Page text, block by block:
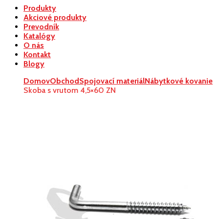
Produkty
Akciové produkty
Prevodník
Katalógy
O nás
Kontakt
Blogy
DomovObchodSpojovací materiálNábytkové kovanie
Skoba s vrutom 4,5×60 ZN